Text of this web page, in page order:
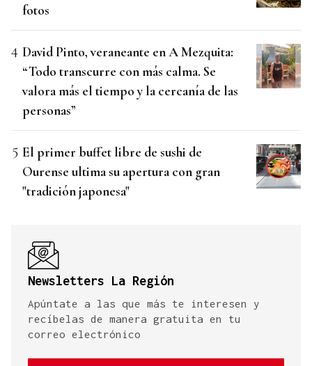
fotos
David Pinto, veraneante en A Mezquita:
“Todo transcurre con más calma. Se
valora más el tiempo y la cercanía de las
personas”
El primer buffet libre de sushi de
Ourense ultima su apertura con gran
"tradición japonesa"
Newsletters La Región
Apúntate a las que más te interesen y
recíbelas de manera gratuita en tu
correo electrónico